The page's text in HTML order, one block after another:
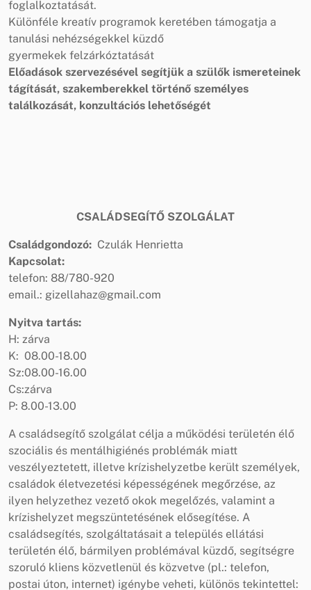
foglalkoztatását.
Különféle kreatív programok keretében támogatja a
tanulási nehézségekkel küzdő
gyermekek felzárkóztatását
Előadások szervezésével segítjük a szülők ismereteinek
tágítását, szakemberekkel történő személyes
találkozását, konzultációs lehetőségét
CSALÁDSEGÍTŐ SZOLGÁLAT
Családgondozó: Czulák Henrietta
Kapcsolat:
telefon: 88/780-920
email.: gizellahaz@gmail.com
Nyitva tartás:
H: zárva
K: 08.00-18.00
Sz:08.00-16.00
Cs:zárva
P: 8.00-13.00
A családsegítő szolgálat célja a működési területén élő
szociális és mentálhigiénés problémák miatt
veszélyeztetett, illetve krízishelyzetbe került személyek,
családok életvezetési képességének megőrzése, az
ilyen helyzethez vezető okok megelőzés, valamint a
krízishelyzet megszüntetésének elősegítése. A
családsegítés, szolgáltatásait a település ellátási
területén élő, bármilyen problémával küzdő, segítségre
szoruló kliens közvetlenül és közvetve (pl.: telefon,
postai úton, internet) igénybe veheti, különös tekintettel: